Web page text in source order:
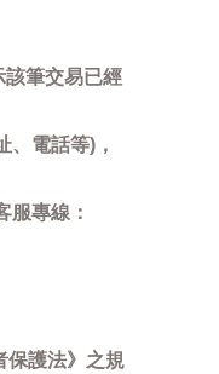
該筆交易已經
電話等)，
服專線：
保護法》之規